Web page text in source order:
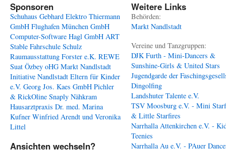
Sponsoren
Schuhaus Gebhard Elektro Thiermann
GmbH Flughafen München GmbH
Computer-Software Hagl GmbH ART
Stable Fahrschule Schulz
Raumausstattung Forster e.K. REWE
Suat Özbey oHG Markt Nandlstadt
Initiative Nandlstadt Eltern für Kinder
e.V. Georg Jos. Kaes GmbH Pichler
& RickOline Snaply Nähkram
Hausarztpraxis Dr. med. Marina
Kufner Winfried Arendt und Veronika
Littel
Ansichten wechseln?
Weitere Links
Behörden:
Markt Nandlstadt
Vereine und Tanzgruppen:
DJK Furth - Mini-Dancers &
Sunshine-Girls & United Stars
Jugendgarde der
Dingolfing
Landshuter Talente e.V.
TSV Moosburg e.V. - Mini
& Little Starfires
Narrhalla Attenkirchen e.V. -
Teenies
Narrhalla Au e.V. - PAuer